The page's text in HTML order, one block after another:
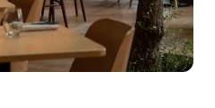
Rio de